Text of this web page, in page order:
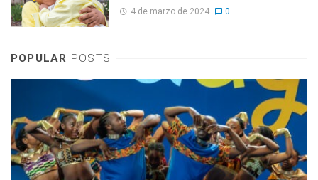
4 de marzo de 2024 0
POPULAR POSTS